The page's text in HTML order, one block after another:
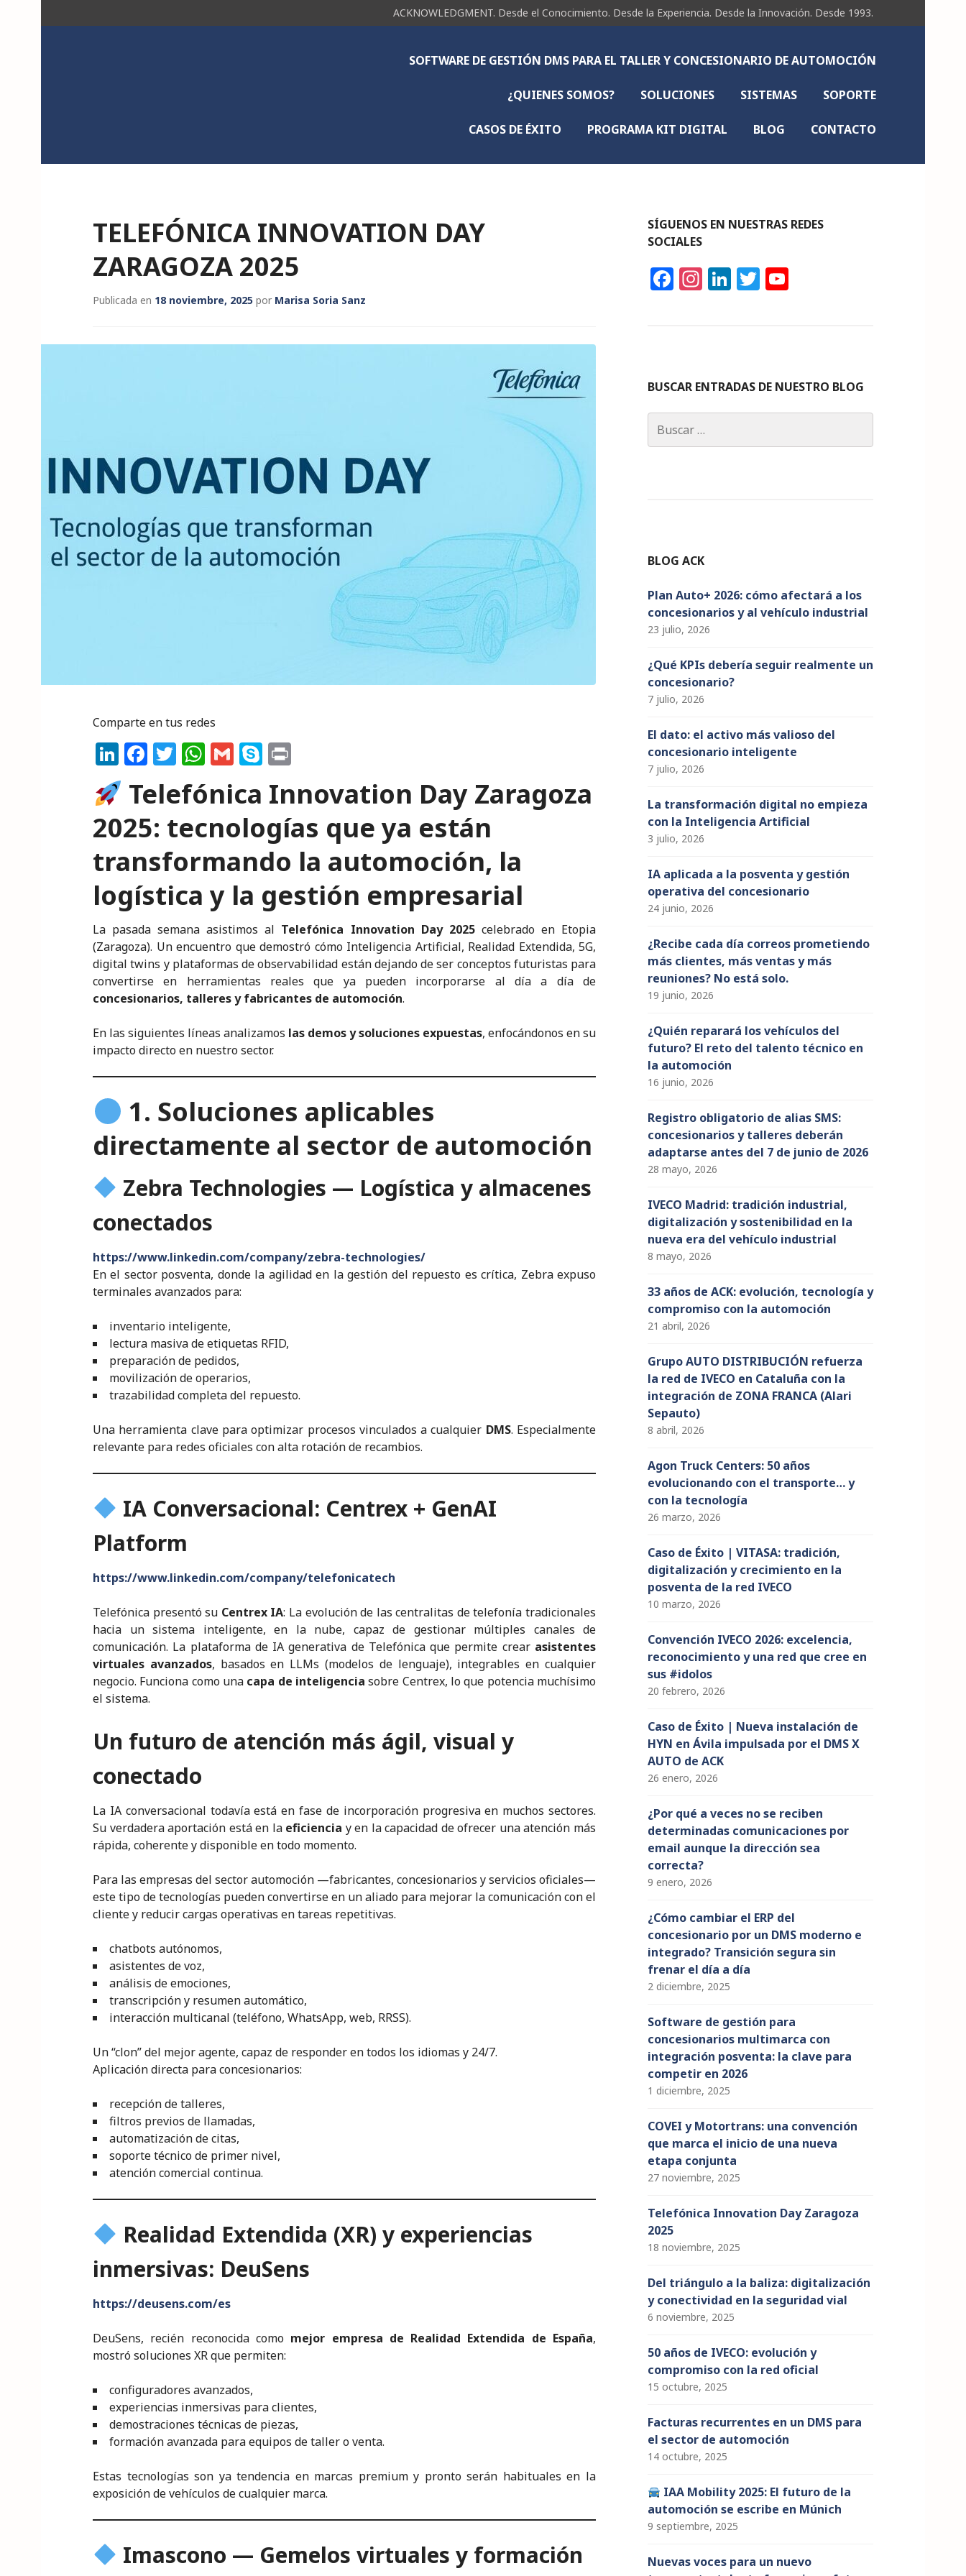
al
ACKNOWLEDGMENT. Desde el Conocimiento. Desde la Experiencia. Desde la Innovación. Desde 1993.
SOFTWARE DE GESTIÓN DMS PARA EL TALLER Y CONCESIONARIO DE AUTOMOCIÓN
¿QUIENES SOMOS? SOLUCIONES SISTEMAS SOPORTE
CASOS DE ÉXITO PROGRAMA KIT DIGITAL BLOG CONTACTO
TELEFÓNICA INNOVATION DAY
ZARAGOZA 2025
Publicada en 18 noviembre, 2025 por Marisa Soria Sanz
Comparte en tus redes
Li
n
e
dI
n
F
a
c
e
b
o
o
k
T
w
it
te
r
W
h
a
ts
A
p
p
G
ai
l
S
k
y
p
e
n
t
Telefónica Innovation Day Zaragoza
2025: tecnologías que ya están
transformando la automoción, la
logística y la gestión empresarial
La pasada semana asistimos al Telefónica Innovation Day 2025celebrado en Etopia
(Zaragoza). Un encuentro que demostró cómo Inteligencia Artificial, Realidad Extendida, 5G,
digital twins y plataformas de observabilidad están dejando de ser conceptos futuristas para
convertirse en herramientas reales que ya pueden incorporarse al día a día de
concesionarios, talleres y fabricantes de automoción.
En las siguientes líneas analizamos las demos y soluciones expuestas, enfocándonos en su
impacto directo en nuestro sector.
1. Soluciones aplicables
directamente al sector de automoción
Zebra Technologies — Logística y almacenes
conectados
https://www.linkedin.com/company/zebra-technologies/
En el sector posventa, donde la agilidad en la gestión del repuesto es crítica, Zebra expuso
terminales avanzados para:
inventario inteligente,
lectura masiva de etiquetas RFID,
preparación de pedidos,
movilización de operarios,
trazabilidad completa del repuesto.
Una herramienta clave para optimizar procesos vinculados a cualquier DMS. Especialmente
relevante para redes oficiales con alta rotación de recambios.
IA Conversacional: Centrex + GenAI
Platform
https://www.linkedin.com/company/telefonicatech
Telefónica presentó su Centrex IA: La evolución de las centralitas de telefonía tradicionales
hacia un sistema inteligente, en la nube, capaz de gestionar múltiples canales de
comunicación. La plataforma de IA generativa de Telefónica que permite crear asistentes
virtuales avanzados, basados en LLMs (modelos de lenguaje), integrables en cualquier
negocio. Funciona como una capa de inteligencia sobre Centrex, lo que potencia muchísimo
el sistema.
Un futuro de atención más ágil, visual y
conectado
La IA conversacional todavía está en fase de incorporación progresiva en muchos sectores.
Su verdadera aportación está en la eficiencia y en la capacidad de ofrecer una atención más
rápida, coherente y disponible en todo momento.
Para las empresas del sector automoción —fabricantes, concesionarios y servicios oficiales—
este tipo de tecnologías pueden convertirse en un aliado para mejorar la comunicación con el
cliente y reducir cargas operativas en tareas repetitivas.
chatbots autónomos,
asistentes de voz,
análisis de emociones,
transcripción y resumen automático,
interacción multicanal (teléfono, WhatsApp, web, RRSS).
Un “clon” del mejor agente, capaz de responder en todos los idiomas y 24/7.
Aplicación directa para concesionarios:
recepción de talleres,
filtros previos de llamadas,
automatización de citas,
soporte técnico de primer nivel,
atención comercial continua.
Realidad Extendida (XR) y experiencias
inmersivas: DeuSens
https://deusens.com/es
DeuSens, recién reconocida como mejor empresa de Realidad Extendida de España,
mostró soluciones XR que permiten:
configuradores avanzados,
experiencias inmersivas para clientes,
demostraciones técnicas de piezas,
formación avanzada para equipos de taller o venta.
Estas tecnologías son ya tendencia en marcas premium y pronto serán habituales en la
exposición de vehículos de cualquier marca.
Imascono — Gemelos virtuales y formación
SÍGUENOS EN NUESTRAS REDES
SOCIALES
F
o
o
k
In
m
Li
n
T
b
e
C
BUSCAR ENTRADAS DE NUESTRO BLOG
BLOG ACK
Plan Auto+ 2026: cómo afectará a los
concesionarios y al vehículo industrial
23 julio, 2026
¿Qué KPIs debería seguir realmente un
concesionario?
7 julio, 2026
El dato: el activo más valioso del
concesionario inteligente
7 julio, 2026
La transformación digital no empieza
con la Inteligencia Artificial
3 julio, 2026
IA aplicada a la posventa y gestión
operativa del concesionario
24 junio, 2026
¿Recibe cada día correos prometiendo
más clientes, más ventas y más
reuniones? No está solo.
19 junio, 2026
¿Quién reparará los vehículos del
futuro? El reto del talento técnico en
la automoción
16 junio, 2026
Registro obligatorio de alias SMS:
concesionarios y talleres deberán
adaptarse antes del 7 de junio de 2026
28 mayo, 2026
IVECO Madrid: tradición industrial,
digitalización y sostenibilidad en la
nueva era del vehículo industrial
8 mayo, 2026
33 años de ACK: evolución, tecnología y
compromiso con la automoción
21 abril, 2026
Grupo AUTO DISTRIBUCIÓN refuerza
la red de IVECO en Cataluña con la
integración de ZONA FRANCA (Alari
Sepauto)
8 abril, 2026
Agon Truck Centers: 50 años
evolucionando con el transporte… y
con la tecnología
26 marzo, 2026
Caso de Éxito | VITASA: tradición,
digitalización y crecimiento en la
posventa de la red IVECO
10 marzo, 2026
Convención IVECO 2026: excelencia,
reconocimiento y una red que cree en
sus #idolos
20 febrero, 2026
Caso de Éxito | Nueva instalación de
HYN en Ávila impulsada por el DMS X
AUTO de ACK
26 enero, 2026
¿Por qué a veces no se reciben
determinadas comunicaciones por
email aunque la dirección sea
correcta?
9 enero, 2026
¿Cómo cambiar el ERP del
concesionario por un DMS moderno e
integrado? Transición segura sin
frenar el día a día
2 diciembre, 2025
Software de gestión para
concesionarios multimarca con
integración posventa: la clave para
competir en 2026
1 diciembre, 2025
COVEI y Motortrans: una convención
que marca el inicio de una nueva
etapa conjunta
27 noviembre, 2025
Telefónica Innovation Day Zaragoza
2025
18 noviembre, 2025
Del triángulo a la baliza: digitalización
y conectividad en la seguridad vial
6 noviembre, 2025
50 años de IVECO: evolución y
compromiso con la red oficial
15 octubre, 2025
Facturas recurrentes en un DMS para
el sector de automoción
14 octubre, 2025
IAA Mobility 2025: El futuro de la
automoción se escribe en Múnich
9 septiembre, 2025
Nuevas voces para un nuevo